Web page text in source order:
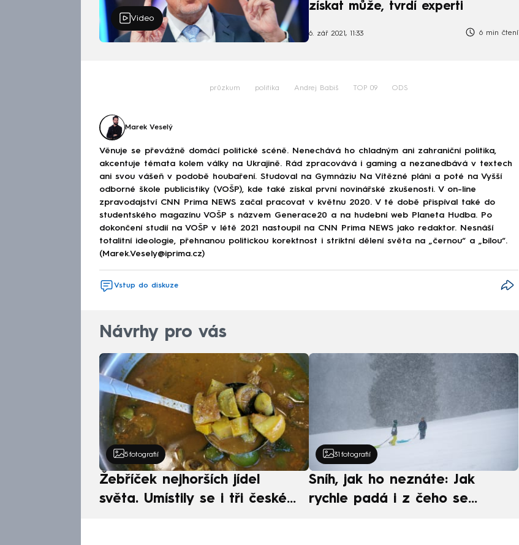
Video
získat může, tvrdí experti
6. zář 2021, 11:33 6 min čtení
průzkum politika Andrej Babiš TOP 09 ODS
Marek Veselý
Věnuje se převážně domácí politické scéně. Nenechává ho chladným ani zahraniční politika,
akcentuje témata kolem války na Ukrajině. Rád zpracovává i gaming a nezanedbává v textech
ani svou vášeň v podobě houbaření. Studoval na Gymnáziu Na Vítězné pláni a poté na Vyšší
odborné škole publicistiky (VOŠP), kde také získal první novinářské zkušenosti. V on-line
zpravodajství CNN Prima NEWS začal pracovat v květnu 2020. V té době přispíval také do
studentského magazínu VOŠP s názvem Generace20 a na hudební web Planeta Hudba. Po
dokončení studií na VOŠP v létě 2021 nastoupil na CNN Prima NEWS jako redaktor. Nesnáší
totalitní ideologie, přehnanou politickou korektnost i striktní dělení světa na „černou“ a „bílou“.
(Marek.Vesely@iprima.cz)
Vstup do diskuze
Návrhy pro vás
5 fotografií
Žebříček nejhorších jídel
světa. Umístily se i tři české
31 fotografií
Sníh, jak ho neznáte: Jak
rychle padá i z čeho se